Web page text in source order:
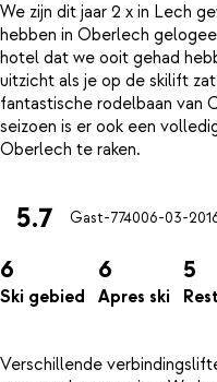
We zijn dit jaar 2 x in Lech
hebben in Oberlech
hotel dat we ooit gehad
uitzicht als je op de skilift
fantastische rodelbaan van
seizoen is er ook een
5.7 Gast-774006-03-
6
Ski gebied
6
Apres ski
5
Verschillende